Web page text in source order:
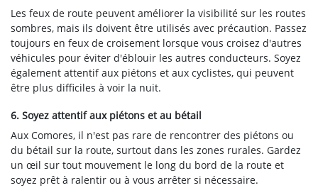
Les feux de route peuvent améliorer la visibilité sur les routes
sombres, mais ils doivent être utilisés avec précaution. Passez
toujours en feux de croisement lorsque vous croisez d'autres
véhicules pour éviter d'éblouir les autres conducteurs. Soyez
également attentif aux piétons et aux cyclistes, qui peuvent
être plus difficiles à voir la nuit.
6. Soyez attentif aux piétons et au bétail
Aux Comores, il n'est pas rare de rencontrer des piétons ou
du bétail sur la route, surtout dans les zones rurales. Gardez
un œil sur tout mouvement le long du bord de la route et
soyez prêt à ralentir ou à vous arrêter si nécessaire.